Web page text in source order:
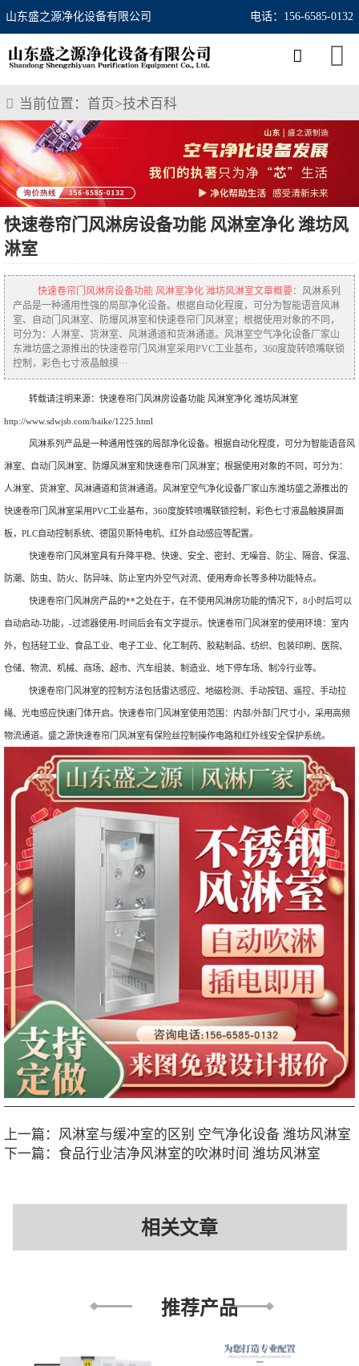
山东盛之源净化设备有限公司 电话：156-6585-0132
当前位置： 首页>技术百科
快速卷帘门风淋房设备功能 风淋室净化 潍坊风
淋室
快速卷帘门风淋房设备功能 风淋室净化 潍坊风淋室文章概要： 风淋系列
产品是一种通用性强的局部净化设备。根据自动化程度，可分为智能语音风淋
室、自动门风淋室、防爆风淋室和快速卷帘门风淋室；根据使用对象的不同，
可分为：人淋室、货淋室、风淋通道和货淋通道。风淋室空气净化设备厂家山
东潍坊盛之源推出的快速卷帘门风淋室采用PVC工业基布，360度旋转喷嘴联锁
控制，彩色七寸液晶触摸···
转载请注明来源： 快速卷帘门风淋房设备功能 风淋室净化 潍坊风淋室
http://www.sdwjsb.com/baike/1225.html
风淋系列产品是一种通用性强的局部净化设备。根据自动化程度，可分为智能语音风
淋室、自动门风淋室、防爆风淋室和快速卷帘门风淋室；根据使用对象的不同，可分为：
人淋室、货淋室、风淋通道和货淋通道。风淋室空气净化设备厂家山东潍坊盛之源推出的
快速卷帘门风淋室采用PVC工业基布，360度旋转喷嘴联锁控制，彩色七寸液晶触摸屏面
板，PLC自动控制系统、德国贝斯特电机、红外自动感应等配置。
快速卷帘门风淋室具有升降平稳、快速、安全、密封、无噪音、防尘、隔音、保温、
防潮、防虫、防火、防异味、防止室内外空气对流、使用寿命长等多种功能特点。
快速卷帘门风淋房产品的**之处在于，在不使用风淋房功能的情况下，8小时后可以
自动启动-功能，-过滤器使用-时间后会有文字提示。快速卷帘门风淋室的使用环境：室内
外，包括轻工业、食品工业、电子工业、化工制药、胶粘制品、纺织、包装印刷、医院、
仓储、物流、机械、商场、超市、汽车组装、制造业、地下停车场、制冷行业等。
快速卷帘门风淋室的控制方法包括雷达感应、地磁检测、手动按钮、遥控、手动拉
绳、光电感应快速门体开启。快速卷帘门风淋室使用范围：内部/外部门尺寸小，采用高频
物流通道。盛之源快速卷帘门风淋室有保险丝控制操作电路和红外线安全保护系统。
上一篇： 风淋室与缓冲室的区别 空气净化设备 潍坊风淋室
下一篇： 食品行业洁净风淋室的吹淋时间 潍坊风淋室
相关文章
推荐产品